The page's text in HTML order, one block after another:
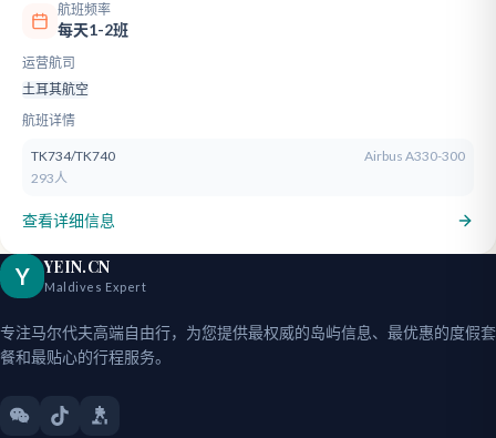
航班频率
每天1-2班
运营航司
土耳其航空
航班详情
TK734/TK740
Airbus A330-300
293人
查看详细信息
Y YEIN.CN
Maldives Expert
专注马尔代夫高端自由行，为您提供最权威的岛屿信息、最优惠的度假套
餐和最贴心的行程服务。